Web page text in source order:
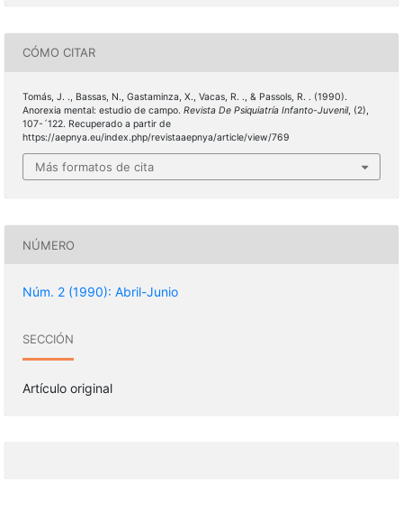
CÓMO CITAR
Tomás, J. ., Bassas, N., Gastaminza, X., Vacas, R. ., & Passols, R. . (1990).
Anorexia mental: estudio de campo. Revista De Psiquiatría Infanto-Juvenil, (2),
107-´122. Recuperado a partir de
https://aepnya.eu/index.php/revistaaepnya/article/view/769
Más formatos de cita
NÚMERO
Núm. 2 (1990): Abril-Junio
SECCIÓN
Artículo original